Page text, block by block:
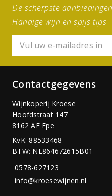
De scherpste aanbiedingen
Handige wijn en spijs tips
Contactgegevens
Wijnkoperij Kroese
Hoofdstraat 147
8162 AE Epe
KvK: 88533468
BTW: NL864672615B01
0578-627123
info@kroesewijnen.nl